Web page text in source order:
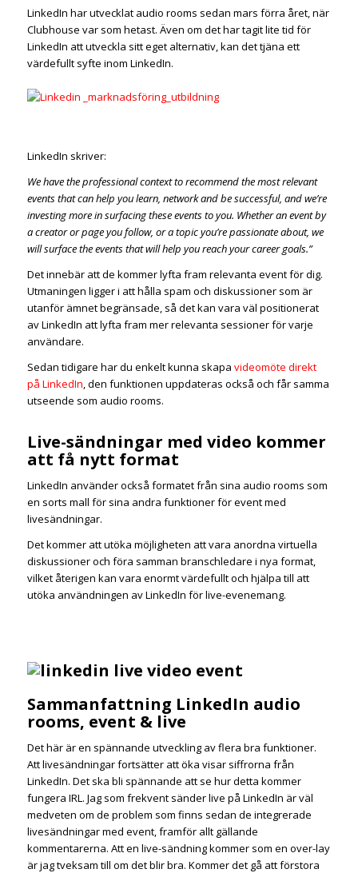
LinkedIn har utvecklat audio rooms sedan mars förra året, när
Clubhouse var som hetast. Även om det har tagit lite tid för
LinkedIn att utveckla sitt eget alternativ, kan det tjäna ett
värdefullt syfte inom LinkedIn.
LinkedIn skriver:
We have the professional context to recommend the most relevant
events that can help you learn, network and be successful, and we’re
investing more in surfacing these events to you. Whether an event by
a creator or page you follow, or a topic you’re passionate about, we
will surface the events that will help you reach your career goals.”
Det innebär att de kommer lyfta fram relevanta event för dig.
Utmaningen ligger i att hålla spam och diskussioner som är
utanför ämnet begränsade, så det kan vara väl positionerat
av LinkedIn att lyfta fram mer relevanta sessioner för varje
användare.
Sedan tidigare har du enkelt kunna skapa videomöte direkt
på LinkedIn, den funktionen uppdateras också och får samma
utseende som audio rooms.
Live-sändningar med video kommer
att få nytt format
LinkedIn använder också formatet från sina audio rooms som
en sorts mall för sina andra funktioner för event med
livesändningar.
Det kommer att utöka möjligheten att vara anordna virtuella
diskussioner och föra samman branschledare i nya format,
vilket återigen kan vara enormt värdefullt och hjälpa till att
utöka användningen av LinkedIn för live-evenemang.
Sammanfattning LinkedIn audio
rooms, event & live
Det här är en spännande utveckling av flera bra funktioner.
Att livesändningar fortsätter att öka visar siffrorna från
LinkedIn. Det ska bli spännande att se hur detta kommer
fungera IRL. Jag som frekvent sänder live på LinkedIn är väl
medveten om de problem som finns sedan de integrerade
livesändningar med event, framför allt gällande
kommentarerna. Att en live-sändning kommer som en over-lay
är jag tveksam till om det blir bra. Kommer det gå att förstora